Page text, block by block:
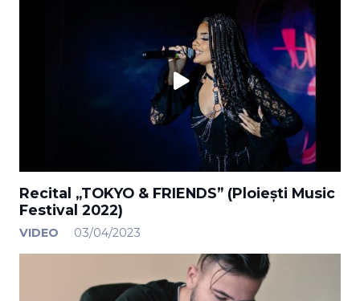
Recital „TOKYO & FRIENDS” (Ploiești Music
Festival 2022)
VIDEO 03/04/2023